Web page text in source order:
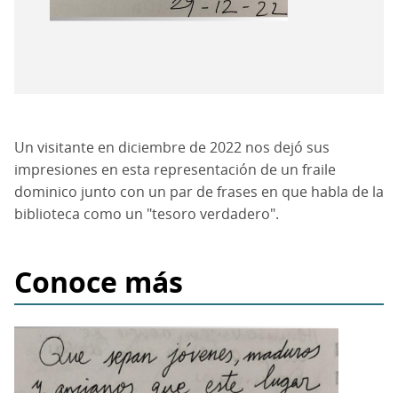
Un visitante en diciembre de 2022 nos dejó sus
impresiones en esta representación de un fraile
dominico junto con un par de frases en que habla de la
biblioteca como un "tesoro verdadero".
Conoce más